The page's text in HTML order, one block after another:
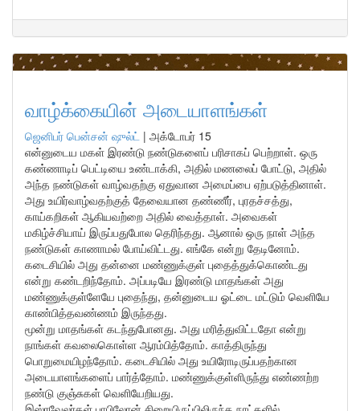
வாழ்க்கையின் அடையாளங்கள்
ஜெனிபர் பென்சன் ஷுல்ட் | அக்டோபர் 15
என்னுடைய மகள் இரண்டு நண்டுகளைப் பரிசாகப் பெற்றாள். ஒரு
கண்ணாடிப் பெட்டியை உண்டாக்கி, அதில் மணலைப் போட்டு, அதில்
அந்த நண்டுகள் வாழ்வதற்கு ஏதுவான அமைப்பை ஏற்படுத்தினாள்.
அது உயிர்வாழ்வதற்குத் தேவையான தண்ணீர், புரதச்சத்து,
காய்கறிகள் ஆகியவற்றை அதில் வைத்தாள். அவைகள்
மகிழ்ச்சியாய் இருப்பதுபோல தெரிந்தது. ஆனால் ஒரு நாள் அந்த
நண்டுகள் காணாமல் போய்விட்டது. எங்கே என்று தேடினோம்.
கடைசியில் அது தன்னை மண்ணுக்குள் புதைத்துக்கொண்டது
என்று கண்டறிந்தோம். அப்படியே இரண்டு மாதங்கள் அது
மண்ணுக்குள்ளேயே புதைந்து, தன்னுடைய ஓட்டை மட்டும் வெளியே
காண்பித்தவண்ணம் இருந்தது.
மூன்று மாதங்கள் கடந்துபோனது. அது மரித்துவிட்டதோ என்று
நாங்கள் கவலைகொள்ள ஆரம்பித்தோம். காத்திருந்து
பொறுமையிழந்தோம். கடைசியில் அது உயிரோடிருப்பதற்கான
அடையாளங்களைப் பார்த்தோம். மண்ணுக்குள்ளிருந்து எண்ணற்ற
நண்டு குஞ்சுகள் வெளியேறியது.